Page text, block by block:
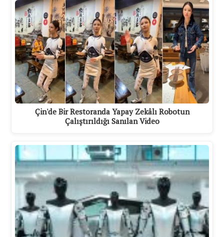
Çin'de Bir Restoranda Yapay Zekâlı Robotun
Çalıştırıldığı Sanılan Video